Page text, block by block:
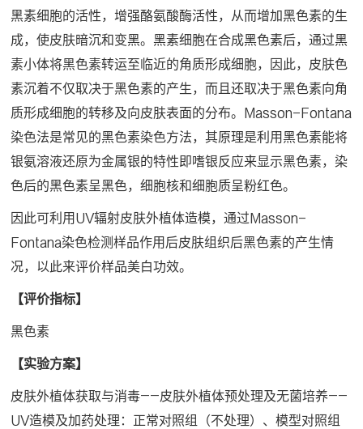
黑素细胞的活性，增强酪氨酸酶活性，从而增加黑色素的生
成，使皮肤暗沉和变黑。黑素细胞在合成黑色素后，通过黑
素小体将黑色素转运至临近的角质形成细胞，因此，皮肤色
素沉着不仅取决于黑色素的产生，而且还取决于黑色素向角
质形成细胞的转移及向皮肤表面的分布。Masson-Fontana
染色法是常见的黑色素染色方法，其原理是利用黑色素能将
银氨溶液还原为金属银的特性即嗜银反应来显示黑色素，染
色后的黑色素呈黑色，细胞核和细胞质呈粉红色。
因此可利用UV辐射皮肤外植体造模，通过Masson-
Fontana染色检测样品作用后皮肤组织后黑色素的产生情
况，以此来评价样品美白功效。
【评价指标】
黑色素
【实验方案】
皮肤外植体获取与消毒——皮肤外植体预处理及无菌培养——
UV造模及加药处理：正常对照组（不处理）、模型对照组